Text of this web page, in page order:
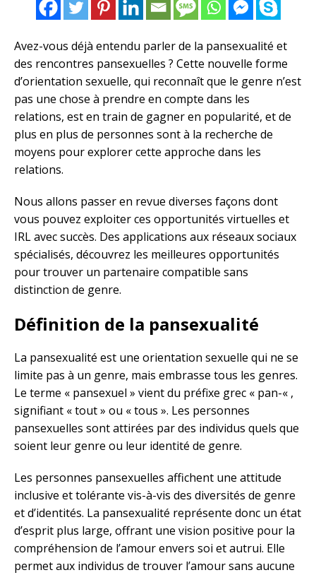
Avez-vous déjà entendu parler de la pansexualité et
des rencontres pansexuelles ? Cette nouvelle forme
d’orientation sexuelle, qui reconnaît que le genre n’est
pas une chose à prendre en compte dans les
relations, est en train de gagner en popularité, et de
plus en plus de personnes sont à la recherche de
moyens pour explorer cette approche dans les
relations.
Nous allons passer en revue diverses façons dont
vous pouvez exploiter ces opportunités virtuelles et
IRL avec succès. Des applications aux réseaux sociaux
spécialisés, découvrez les meilleures opportunités
pour trouver un partenaire compatible sans
distinction de genre.
Définition de la pansexualité
La pansexualité est une orientation sexuelle qui ne se
limite pas à un genre, mais embrasse tous les genres.
Le terme « pansexuel » vient du préfixe grec « pan-« ,
signifiant « tout » ou « tous ». Les personnes
pansexuelles sont attirées par des individus quels que
soient leur genre ou leur identité de genre.
Les personnes pansexuelles affichent une attitude
inclusive et tolérante vis-à-vis des diversités de genre
et d’identités. La pansexualité représente donc un état
d’esprit plus large, offrant une vision positive pour la
compréhension de l’amour envers soi et autrui. Elle
permet aux individus de trouver l’amour sans aucune